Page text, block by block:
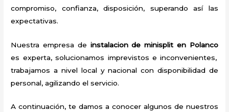
compromiso, confianza, disposición, superando así las
expectativas.
Nuestra empresa de instalacion de minisplit en Polanco
es experta, solucionamos imprevistos e inconvenientes,
trabajamos a nivel local y nacional con disponibilidad de
personal, agilizando el servicio.
A continuación, te damos a conocer algunos de nuestros